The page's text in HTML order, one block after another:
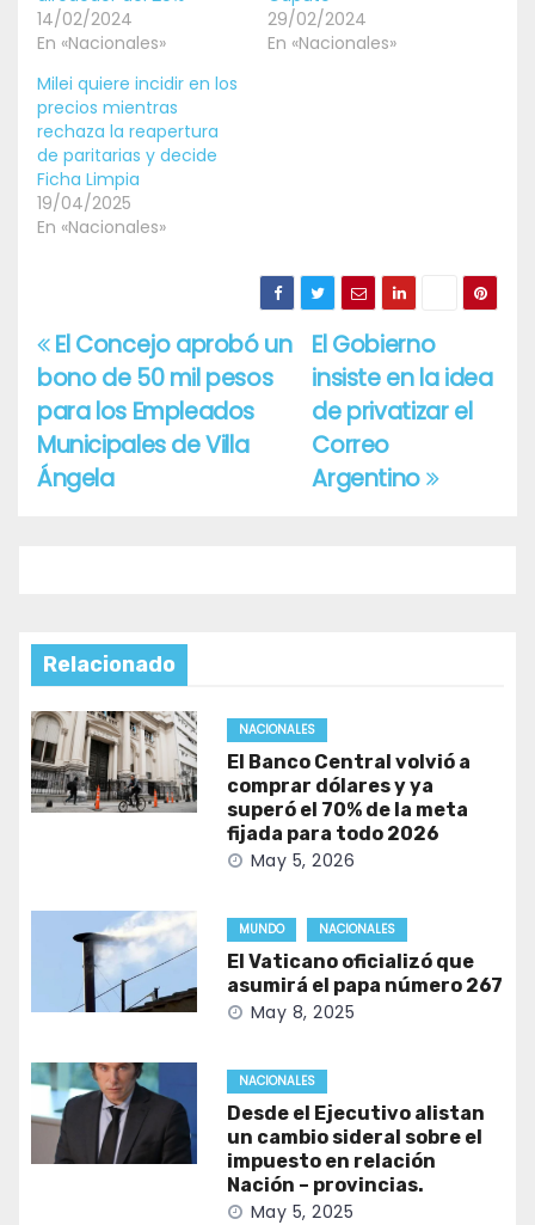
14/02/2024
En «Nacionales»
29/02/2024
En «Nacionales»
Milei quiere incidir en los
precios mientras
rechaza la reapertura
de paritarias y decide
Ficha Limpia
19/04/2025
En «Nacionales»
Navegación
de
entradas
El Gobierno
insiste en la idea
de privatizar el
Correo
Argentino
El Concejo aprobó un
bono de 50 mil pesos
para los Empleados
Municipales de Villa
Ángela
Relacionado
NACIONALES
El Banco Central volvió a
comprar dólares y ya
superó el 70% de la meta
fijada para todo 2026
May 5, 2026
MUNDO NACIONALES
El Vaticano oficializó que
asumirá el papa número 267
May 8, 2025
NACIONALES
Desde el Ejecutivo alistan
un cambio sideral sobre el
impuesto en relación
Nación – provincias.
May 5, 2025